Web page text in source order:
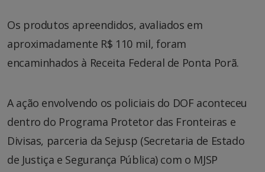
Os produtos apreendidos, avaliados em
aproximadamente R$ 110 mil, foram
encaminhados à Receita Federal de Ponta Porã.
A ação envolvendo os policiais do DOF aconteceu
dentro do Programa Protetor das Fronteiras e
Divisas, parceria da Sejusp (Secretaria de Estado
de Justiça e Segurança Pública) com o MJSP